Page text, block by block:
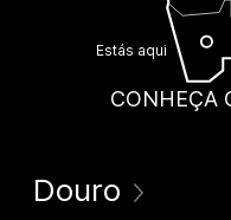
Estás aqui
CONHEÇA
Douro